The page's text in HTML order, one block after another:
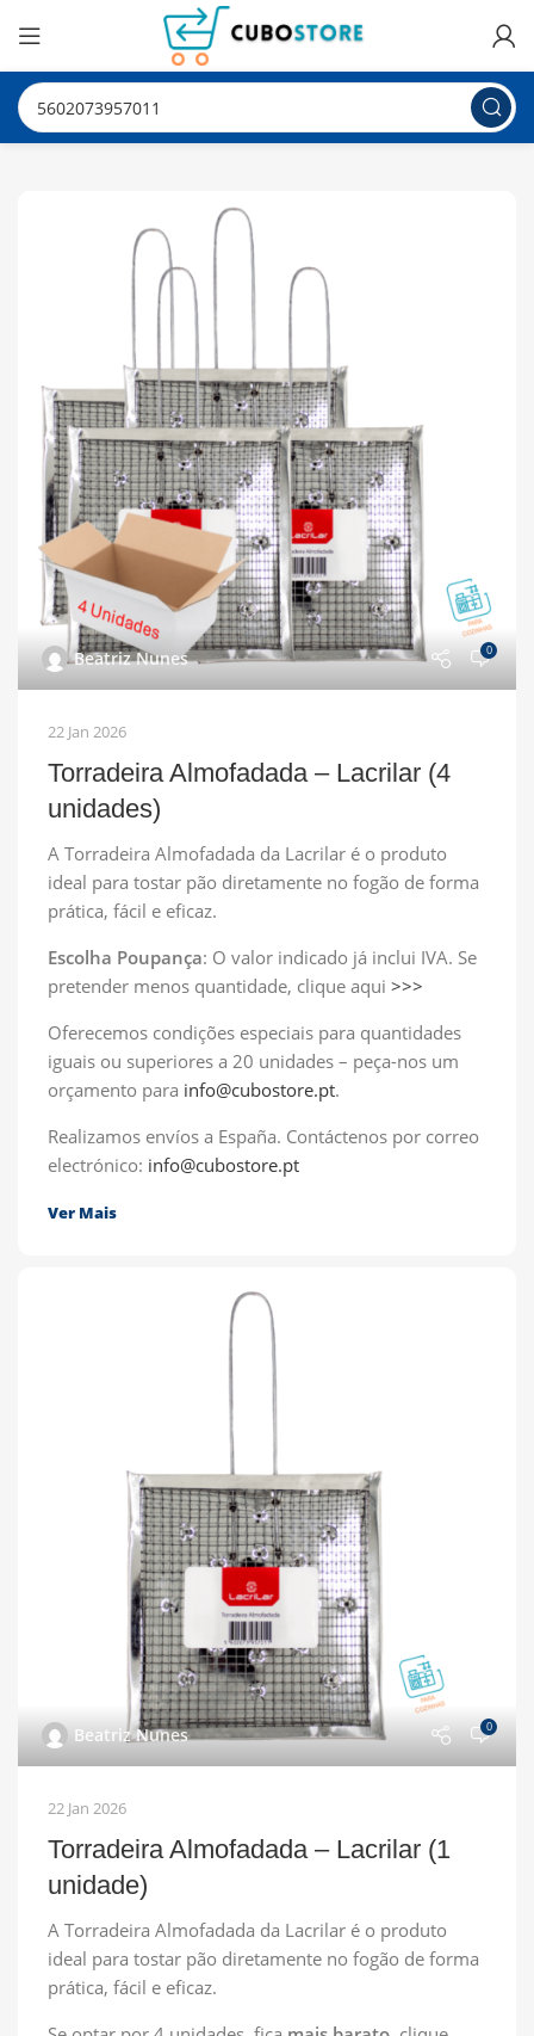
Beatriz Nunes 0
22 Jan 2026
Torradeira Almofadada – Lacrilar (4
unidades)
A Torradeira Almofadada da Lacrilar é o produto
ideal para tostar pão diretamente no fogão de forma
prática, fácil e eficaz.
Escolha Poupança: O valor indicado já inclui IVA. Se
pretender menos quantidade, clique aqui >>>
Oferecemos condições especiais para quantidades
iguais ou superiores a 20 unidades – peça-nos um
orçamento para info@cubostore.pt.
Realizamos envíos a España. Contáctenos por correo
electrónico: info@cubostore.pt
Ver Mais
Beatriz Nunes 0
22 Jan 2026
Torradeira Almofadada – Lacrilar (1
unidade)
A Torradeira Almofadada da Lacrilar é o produto
ideal para tostar pão diretamente no fogão de forma
prática, fácil e eficaz.